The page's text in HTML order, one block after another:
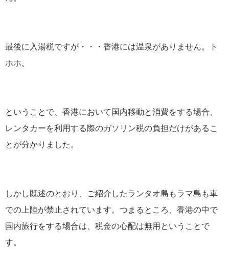
最後に入湯税ですが・・・香港には温泉がありません。ト
ホホ。
ということで、香港において国内移動と消費をする場合、
レンタカーを利用する際のガソリン税の負担だけがあるこ
とが分かりました。
しかし既述のとおり、ご紹介したランタオ島もラマ島も車
での上陸が禁止されています。つまるところ、香港の中で
国内旅行をする場合は、税金の心配は無用ということで
す。